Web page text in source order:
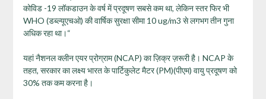
कोविड -19 लॉकडाउन के वर्ष में प्रदूषण सबसे कम था, लेकिन स्तर फिर भी
WHO (डब्ल्यूएचओ) की वार्षिक सुरक्षा सीमा 10 ug/m3 से लगभग तीन गुना
अधिक रहा था।“
यहां नैशनल क्लीन एयर प्रोग्राम (NCAP) का ज़िक्र ज़रूरी है। NCAP के
तहत, सरकार का लक्ष्य भारत के पार्टिकुलेट मैटर (PM)(पीएम) वायु प्रदूषण को
30% तक कम करना है।